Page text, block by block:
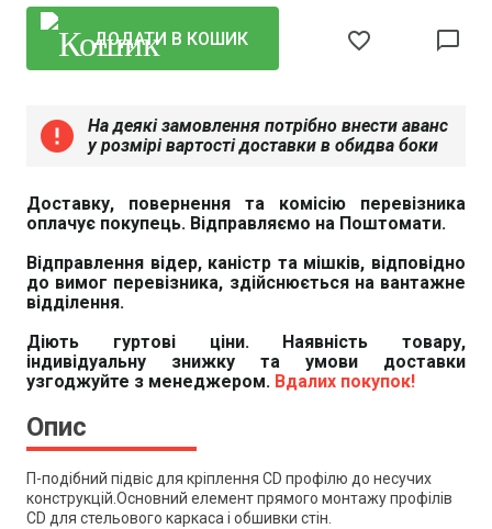
ДОДАТИ В КОШИК favorite_border chat_bubble_outline
error
На деякі замовлення потрібно внести аванс
у розмірі вартості доставки в обидва боки
Доставку, повернення та комісію перевізника
оплачує покупець. Відправляємо на Поштомати.
Відправлення відер, каністр та мішків, відповідно
до вимог перевізника, здійснюється на вантажне
відділення.
Діють гуртові ціни. Наявність товару,
індивідуальну знижку та умови доставки
узгоджуйте з менеджером. Вдалих покупок!
Опис
П-подібний підвіс для кріплення CD профілю до несучих
конструкцій.Основний елемент прямого монтажу профілів
CD для стельового каркаса і обшивки стін.